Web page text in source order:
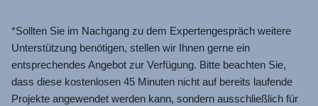
*Sollten Sie im Nachgang zu dem Expertengespräch weitere
Unterstützung benötigen, stellen wir Ihnen gerne ein
entsprechendes Angebot zur Verfügung. Bitte beachten Sie,
dass diese kostenlosen 45 Minuten nicht auf bereits laufende
Projekte angewendet werden kann, sondern ausschließlich für